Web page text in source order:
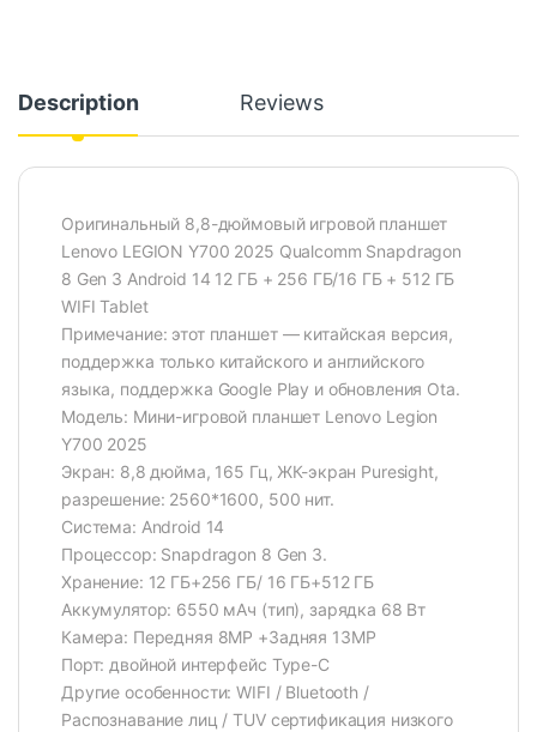
Description Reviews
Оригинальный 8,8-дюймовый игровой планшет
Lenovo LEGION Y700 2025 Qualcomm Snapdragon
8 Gen 3 Android 14 12 ГБ + 256 ГБ/16 ГБ + 512 ГБ
WIFI Tablet
Примечание: этот планшет — китайская версия,
поддержка только китайского и английского
языка, поддержка Google Play и обновления Ota.
Модель: Мини-игровой планшет Lenovo Legion
Y700 2025
Экран: 8,8 дюйма, 165 Гц, ЖК-экран Puresight,
разрешение: 2560*1600, 500 нит.
Система: Android 14
Процессор: Snapdragon 8 Gen 3.
Хранение: 12 ГБ+256 ГБ/ 16 ГБ+512 ГБ
Аккумулятор: 6550 мАч (тип), зарядка 68 Вт
Камера: Передняя 8MP +Задняя 13MP
Порт: двойной интерфейс Type-C
Другие особенности: WIFI / Bluetooth /
Распознавание лиц / TUV сертификация низкого